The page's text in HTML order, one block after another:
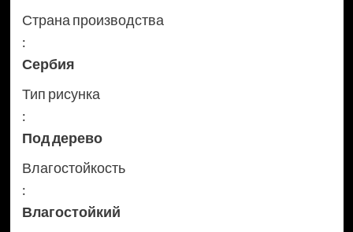
Страна производства
:
Сербия
Тип рисунка
:
Под дерево
Влагостойкость
:
Влагостойкий